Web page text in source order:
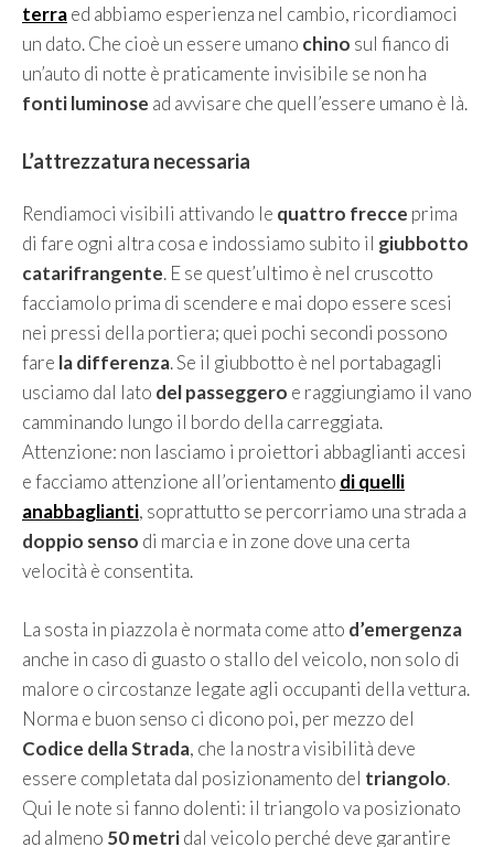
terraed abbiamo esperienza nel cambio, ricordiamoci
un dato. Che cioè un essere umano chino sul fianco di
un’auto di notte è praticamente invisibile se non ha
fonti luminose ad avvisare che quell’essere umano è là.
L’attrezzatura necessaria
Rendiamoci visibili attivando le quattro frecce prima
di fare ogni altra cosa e indossiamo subito il giubbotto
catarifrangente. E se quest’ultimo è nel cruscotto
facciamolo prima di scendere e mai dopo essere scesi
nei pressi della portiera; quei pochi secondi possono
fare la differenza. Se il giubbotto è nel portabagagli
usciamo dal lato del passeggero e raggiungiamo il vano
camminando lungo il bordo della carreggiata.
Attenzione: non lasciamo i proiettori abbaglianti accesi
e facciamo attenzione all’orientamento di quelli
anabbaglianti, soprattutto se percorriamo una strada a
doppio senso di marcia e in zone dove una certa
velocità è consentita.
La sosta in piazzola è normata come atto d’emergenza
anche in caso di guasto o stallo del veicolo, non solo di
malore o circostanze legate agli occupanti della vettura.
Norma e buon senso ci dicono poi, per mezzo del
Codice della Strada, che la nostra visibilità deve
essere completata dal posizionamento del triangolo.
Qui le note si fanno dolenti: il triangolo va posizionato
ad almeno 50 metridal veicolo perché deve garantire